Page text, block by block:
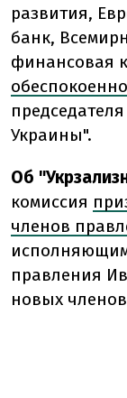
развития,
банк,
финансовая
Украины".
Об
комиссия
членов
исполняющим
правления
новых